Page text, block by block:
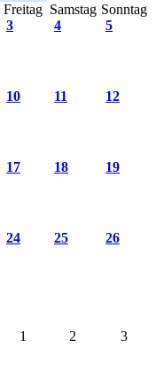
Freitag Samstag Sonntag
3 4 5
10 11 12
17 18 19
24 25 26
1
2 3